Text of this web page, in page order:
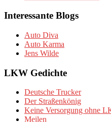
Interessante Blogs
Auto Diva
Auto Karma
Jens Wilde
LKW Gedichte
Deutsche Trucker
Der Straßenkönig
Keine Versorgung ohne
Meilen